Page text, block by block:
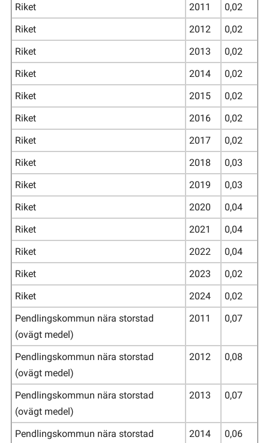
Riket
2011
0,02
Riket
2012
0,02
Riket
2013
0,02
Riket
2014
0,02
Riket
2015
0,02
Riket
2016
0,02
Riket
2017
0,02
Riket
2018
0,03
Riket
2019
0,03
Riket
2020
0,04
Riket
2021
0,04
Riket
2022
0,04
Riket
2023
0,02
Riket
2024
0,02
Pendlingskommun nära storstad
(ovägt medel)
2011 0,07
Pendlingskommun nära storstad
(ovägt medel)
2012 0,08
Pendlingskommun nära storstad
(ovägt medel)
2013 0,07
Pendlingskommun nära storstad
2014 0,06